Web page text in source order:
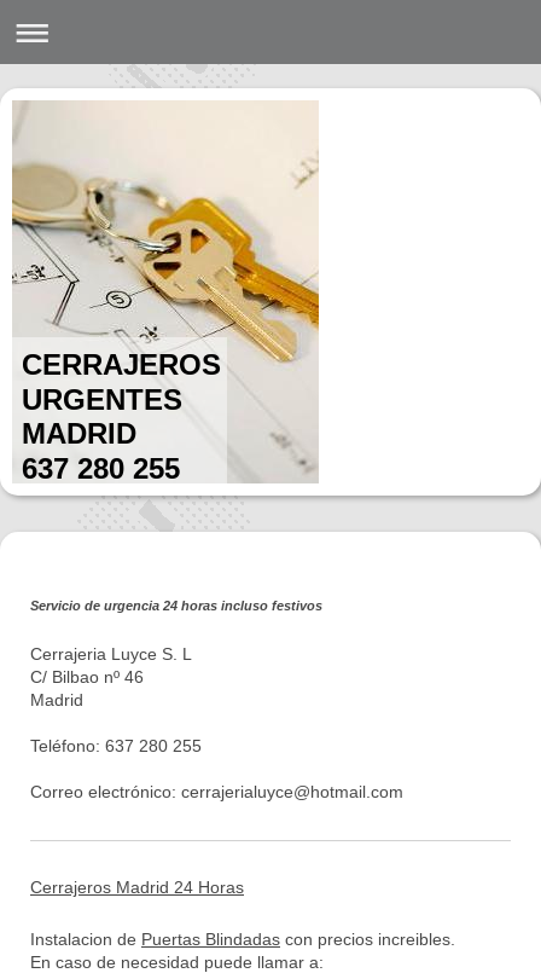
CERRAJEROS
URGENTES
MADRID
637 280 255
Servicio de urgencia 24 horas incluso festivos
Cerrajeria Luyce S. L
C/ Bilbao nº 46
Madrid
Teléfono: 637 280 255
Correo electrónico: cerrajerialuyce@hotmail.com
Cerrajeros Madrid 24 Horas
Instalacion de Puertas Blindadas con precios increibles.
En caso de necesidad puede llamar a: